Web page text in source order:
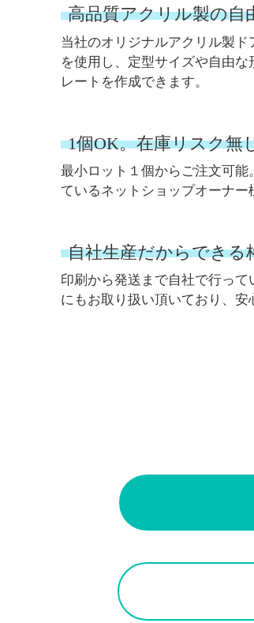
高品質アクリル製の自
当社のオリジナルアクリル製
を使用し、定型サイズや自由
レートを作成できます。
1個OK。在庫リスク無
最小ロット１個からご注文可
ているネットショップオーナー
自社生産だからできる
印刷から発送まで自社で行っ
にもお取り扱い頂いており、安